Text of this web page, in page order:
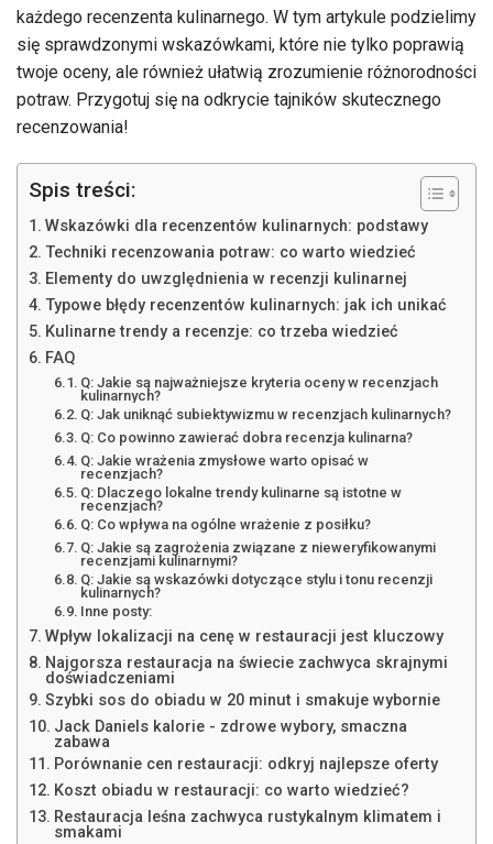
każdego recenzenta kulinarnego. W tym artykule podzielimy
się sprawdzonymi wskazówkami, które nie tylko poprawią
twoje oceny, ale również ułatwią zrozumienie różnorodności
potraw. Przygotuj się na odkrycie tajników skutecznego
recenzowania!
Spis treści:
Wskazówki dla recenzentów kulinarnych: podstawy
Techniki recenzowania potraw: co warto wiedzieć
Elementy do uwzględnienia w recenzji kulinarnej
Typowe błędy recenzentów kulinarnych: jak ich unikać
Kulinarne trendy a recenzje: co trzeba wiedzieć
FAQ
Q: Jakie są najważniejsze kryteria oceny w recenzjach
kulinarnych?
Q: Jak uniknąć subiektywizmu w recenzjach kulinarnych?
Q: Co powinno zawierać dobra recenzja kulinarna?
Q: Jakie wrażenia zmysłowe warto opisać w
recenzjach?
Q: Dlaczego lokalne trendy kulinarne są istotne w
recenzjach?
Q: Co wpływa na ogólne wrażenie z posiłku?
Q: Jakie są zagrożenia związane z nieweryfikowanymi
recenzjami kulinarnymi?
Q: Jakie są wskazówki dotyczące stylu i tonu recenzji
kulinarnych?
Inne posty:
Wpływ lokalizacji na cenę w restauracji jest kluczowy
Najgorsza restauracja na świecie zachwyca skrajnymi
doświadczeniami
Szybki sos do obiadu w 20 minut i smakuje wybornie
Jack Daniels kalorie - zdrowe wybory, smaczna
zabawa
Porównanie cen restauracji: odkryj najlepsze oferty
Koszt obiadu w restauracji: co warto wiedzieć?
Restauracja leśna zachwyca rustykalnym klimatem i
smakami